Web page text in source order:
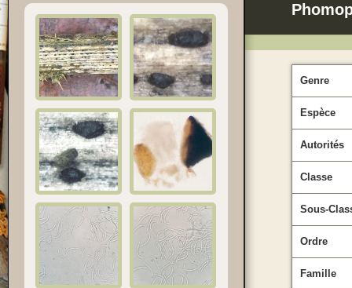
Genre
Espèce
Autorités
Classe
Sous-
Ordre
Famille